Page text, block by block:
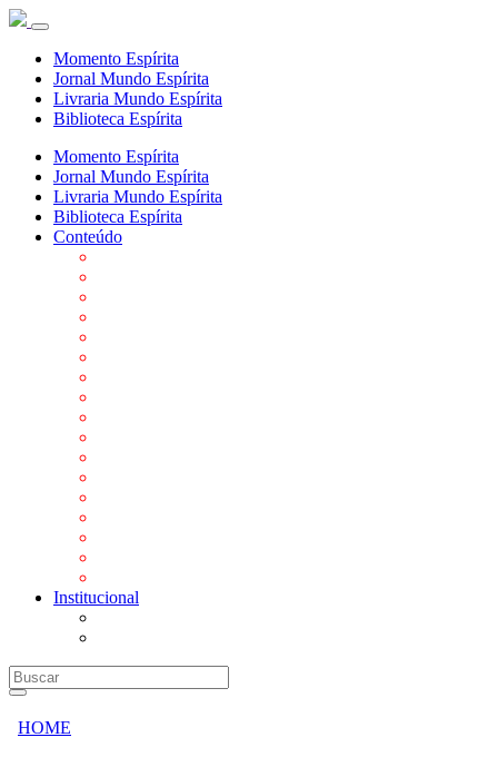
Momento Espírita
Jornal Mundo Espírita
Livraria Mundo Espírita
Biblioteca Espírita
Momento Espírita
Jornal Mundo Espírita
Livraria Mundo Espírita
Biblioteca Espírita
Conteúdo
Institucional
HOME